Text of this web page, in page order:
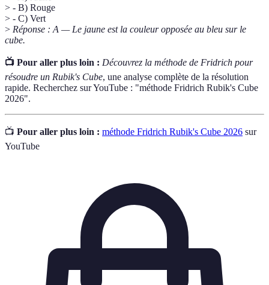
> - B) Rouge
> - C) Vert
> Réponse : A — Le jaune est la couleur opposée au bleu sur le
cube.
📺 Pour aller plus loin : Découvrez la méthode de Fridrich pour
résoudre un Rubik's Cube, une analyse complète de la résolution
rapide. Recherchez sur YouTube : "méthode Fridrich Rubik's Cube
2026".
📺 Pour aller plus loin : méthode Fridrich Rubik's Cube 2026 sur
YouTube